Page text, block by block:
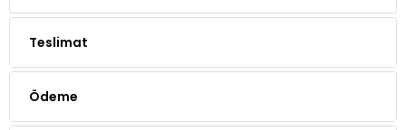
Teslimat
Ödeme